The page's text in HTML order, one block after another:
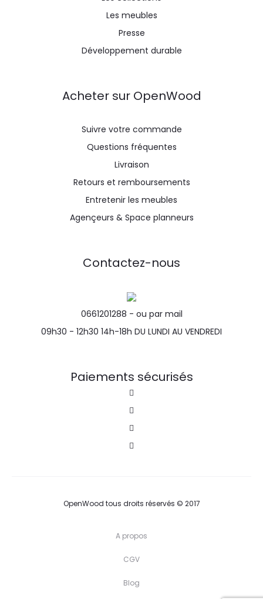
Les meubles
Presse
Développement durable
Acheter sur OpenWood
Suivre votre commande
Questions fréquentes
Livraison
Retours et remboursements
Entretenir les meubles
Agençeurs & Space planneurs
Contactez-nous
0661201288 - ou par mail
09h30 - 12h30 14h-18h DU LUNDI AU VENDREDI
Paiements sécurisés
OpenWood tous droits réservés © 2017
A propos
CGV
Blog